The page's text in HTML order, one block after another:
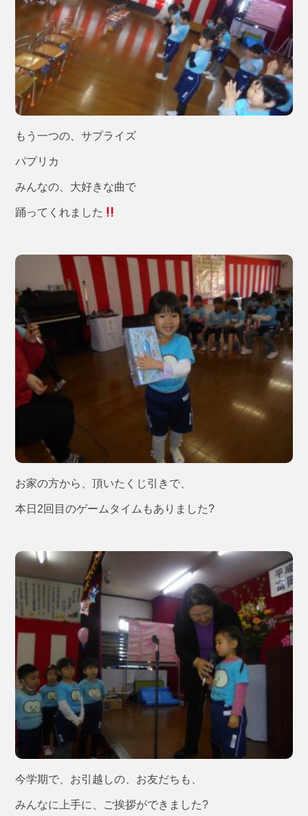
もう一つの、サプライズ
パプリカ
みんなの、大好きな曲で
踊ってくれました
お家の方から、頂いたくじ引きで、
本日2回目のゲームタイムもありました?
今学期で、お引越しの、お友だちも、
みんなに上手に、ご挨拶ができました?